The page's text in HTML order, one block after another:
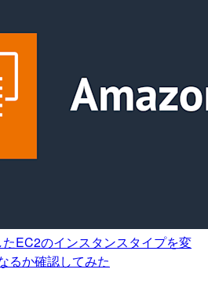
EC2のインスタンスタイプを変
るか確認してみた